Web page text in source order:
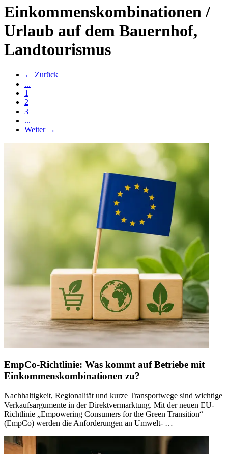
Einkommenskombinationen /
Urlaub auf dem Bauernhof,
Landtourismus
← Zurück
...
1
2
3
...
Weiter →
EmpCo-Richtlinie: Was kommt auf Betriebe mit
Einkommenskombinationen zu?
Nachhaltigkeit, Regionalität und kurze Transportwege sind wichtige
Verkaufsargumente in der Direktvermarktung. Mit der neuen EU-
Richtlinie „Empowering Consumers for the Green Transition“
(EmpCo) werden die Anforderungen an Umwelt- …